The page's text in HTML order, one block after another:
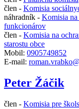
člen - Komisia
náhradník - Komisia na
funkcionárov
člen - Komisia na
starostu obce
Mobil: 0905749852
E-mail:
Peter Žáčik
člen - Komisia pre